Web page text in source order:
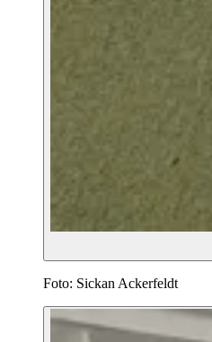
Foto: Sickan Ackerfeldt